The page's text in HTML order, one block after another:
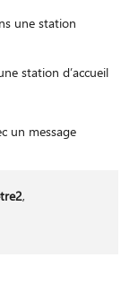
une station
station d’accueil
un message
,